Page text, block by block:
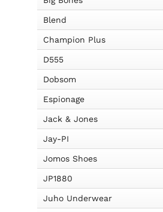
Blend
Champion Plus
D555
Dobsom
Espionage
Jack & Jones
Jay-PI
Jomos Shoes
JP1880
Juho Underwear